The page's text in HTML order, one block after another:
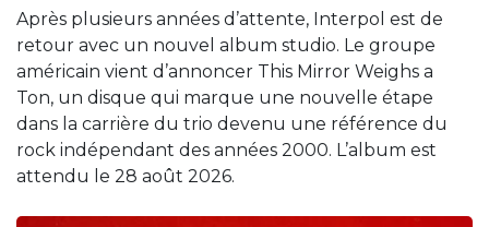
Après plusieurs années d’attente, Interpol est de
retour avec un nouvel album studio. Le groupe
américain vient d’annoncer This Mirror Weighs a
Ton, un disque qui marque une nouvelle étape
dans la carrière du trio devenu une référence du
rock indépendant des années 2000. L’album est
attendu le 28 août 2026.